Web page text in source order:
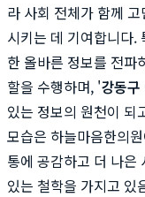
라 사회 전체가 함께
시키는 데 기여합니다.
한 올바른 정보를 전파
할을 수행하며, '강동구
있는 정보의 원천이 되
모습은 하늘마음한의
통에 공감하고 더 나은
있는 철학을 가지고 있